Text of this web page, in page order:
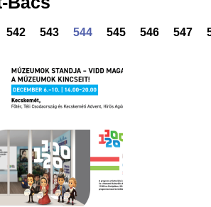
542 543 544 545 546 547